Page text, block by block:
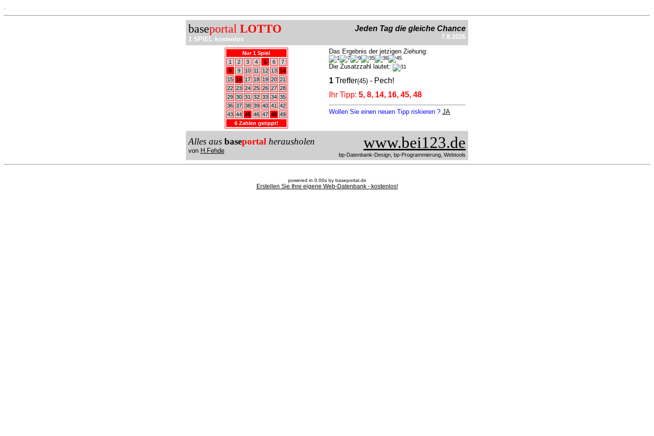
baseportal LOTTO
1 SPIEL kostenlos
Jeden Tag die gleiche Chance
7.8.2026
Nur 1 Spiel
1
2 3 4 5 6
7
8
9 10 11 12 13 14
15 16 17 18 19 20 21
22 23 24 25 26 27 28
29 30 31 32 33 34 35
36 37 38 39 40 41
42
43 44 45 46 47 48 49
6 Zahlen getippt!
Das Ergebnis der jetzigen Ziehung:
Die Zusatzzahl lautet:
1 Treffer(45) - Pech!
Ihr Tipp: 5, 8, 14, 16, 45, 48
Wollen Sie einen neuen Tipp riskieren ? JA
Alles aus baseportal herausholen
von H.Fehde www.bei123.de
bp-Datenbank-Design, bp-Programmierung, Webtools
powered in 0.00s by baseportal.de
Erstellen Sie Ihre eigene Web-Datenbank - kostenlos!